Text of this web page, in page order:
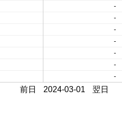
-
-
-
-
-
-
-
前日 2024-03-01 翌日